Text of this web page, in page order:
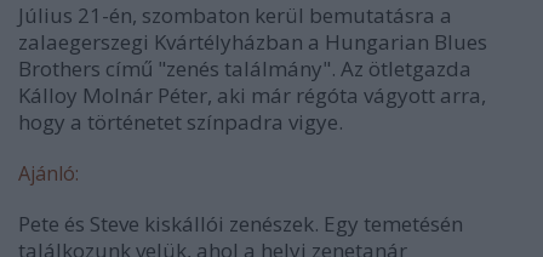
Július 21-én, szombaton kerül bemutatásra a
zalaegerszegi Kvártélyházban a Hungarian Blues
Brothers című "zenés találmány". Az ötletgazda
Kálloy Molnár Péter, aki már régóta vágyott arra,
hogy a történetet színpadra vigye.
Ajánló:
Pete és Steve kiskállói zenészek. Egy temetésén
találkozunk velük, ahol a helyi zenetanár